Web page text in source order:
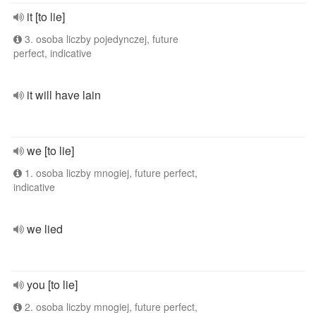
it [to lie]
3. osoba liczby pojedynczej, future
perfect, indicative
it will have lain
we [to lie]
1. osoba liczby mnogiej, future perfect,
indicative
we lied
you [to lie]
2. osoba liczby mnogiej, future perfect,